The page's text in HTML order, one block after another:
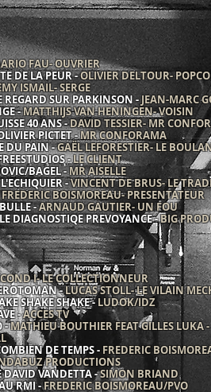
FAU- OUVRIER
DE LA PEUR -OLIVIER DELTOUR-
ISMAIL- SERGE
REGARD SUR PARKINSON -JEAN-MARC
-MATTHIJS VAN HENINGEN- VOISIN
40 ANS -DAVID TESSIER- MR
PICTET -MR CONFORAMA
DU PAIN -GAËL LEFORESTIER- LE
-LE CLIENT
BAGEL -MR AISELLE
-VINCENT DE BRUS- LE
FREDERIC BOISMOREAU- PRESENTATEUR
-ARNAUD GAUTIER- UN FOU
DIAGNOSTIQE PREVOYANCE -BIG
I- LE COLLECTIONNEUR
-LUCAS STOLL- LE VILAIN
SHAKE SHAKE -LUDOK/IDZ
-ACCES TV
-MATHIEU BOUTHIER FEAT GILLES LUKA
DE TEMPS - FREDERIC
PRODUCTIONS
DAVID VANDETTA -SIMON BRIAND
RMI -FREDERIC BOISMOREAU/PVO